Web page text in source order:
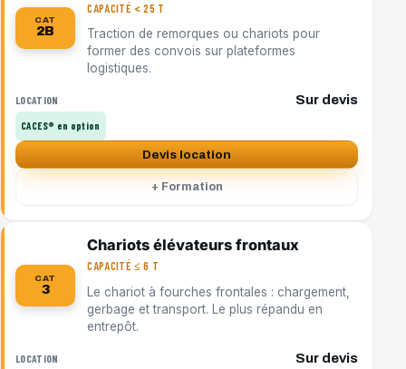
CAT
2B
CAPACITÉ < 25 T
Traction de remorques ou chariots pour
former des convois sur plateformes
logistiques.
LOCATION Sur devis
CACES® en option
Devis location
+ Formation
CAT
3
Chariots élévateurs frontaux
CAPACITÉ ≤ 6 T
Le chariot à fourches frontales : chargement,
gerbage et transport. Le plus répandu en
entrepôt.
LOCATION Sur devis